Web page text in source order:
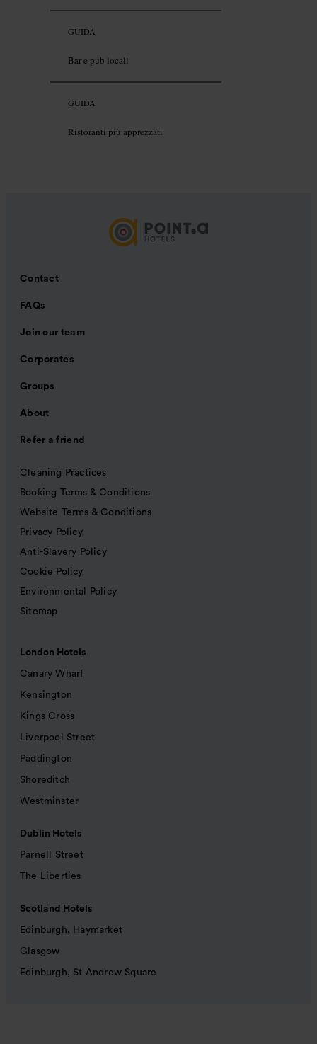
GUIDA
Bar e pub locali
GUIDA
Ristoranti più apprezzati
Contact
FAQs
Join our team
Corporates
Groups
About
Refer a friend
Cleaning Practices
Booking Terms & Conditions
Website Terms & Conditions
Privacy Policy
Anti-Slavery Policy
Cookie Policy
Environmental Policy
Sitemap
London Hotels
Canary Wharf
Kensington
Kings Cross
Liverpool Street
Paddington
Shoreditch
Westminster
Dublin Hotels
Parnell Street
The Liberties
Scotland Hotels
Edinburgh, Haymarket
Glasgow
Edinburgh, St Andrew Square